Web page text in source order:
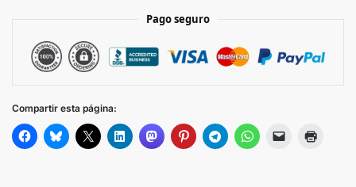
Pago seguro
Compartir esta página: